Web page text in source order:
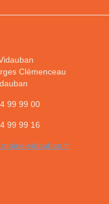
Clémenceau
99 99 00
99 99 16
vidauban.fr